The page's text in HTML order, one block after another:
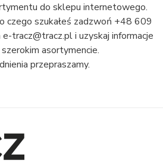
do sklepu internetowego.
czego szukałeś zadzwoń +48 609
tracz@tracz.pl i uzyskaj informacje
asortymencie.
przepraszamy.